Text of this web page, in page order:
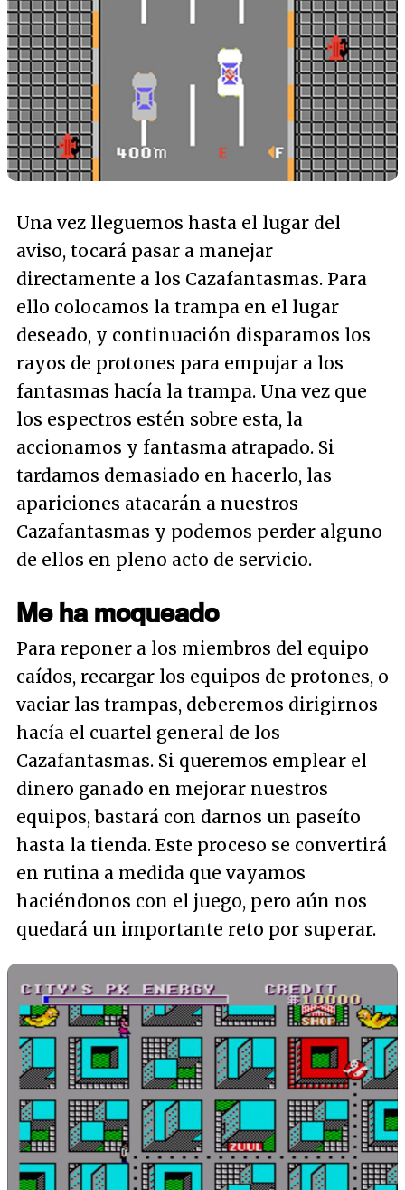
Una vez lleguemos hasta el lugar del
aviso, tocará pasar a manejar
directamente a los Cazafantasmas. Para
ello colocamos la trampa en el lugar
deseado, y continuación disparamos los
rayos de protones para empujar a los
fantasmas hacía la trampa. Una vez que
los espectros estén sobre esta, la
accionamos y fantasma atrapado. Si
tardamos demasiado en hacerlo, las
apariciones atacarán a nuestros
Cazafantasmas y podemos perder alguno
de ellos en pleno acto de servicio.
Me ha moqueado
Para reponer a los miembros del equipo
caídos, recargar los equipos de protones, o
vaciar las trampas, deberemos dirigirnos
hacía el cuartel general de los
Cazafantasmas. Si queremos emplear el
dinero ganado en mejorar nuestros
equipos, bastará con darnos un paseíto
hasta la tienda. Este proceso se convertirá
en rutina a medida que vayamos
haciéndonos con el juego, pero aún nos
quedará un importante reto por superar.